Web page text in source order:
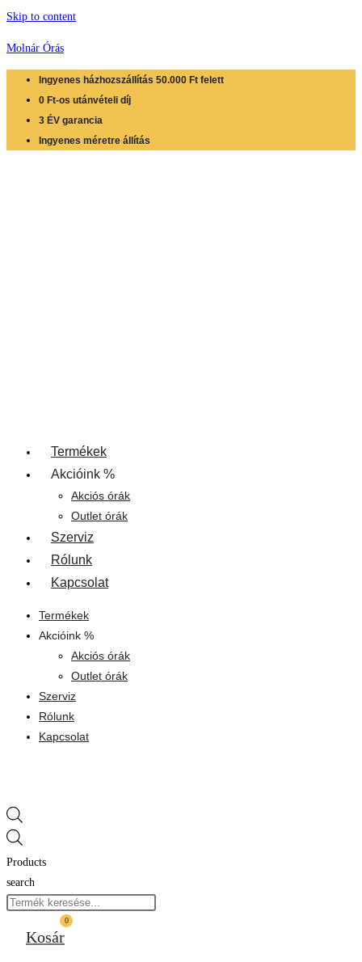
Skip to content
Molnár Órás
Ingyenes házhozszállítás 50.000 Ft felett
0 Ft-os utánvételi díj
3 ÉV garancia
Ingyenes méretre állítás
Termékek
Akcióink %
Akciós órák
Outlet órák
Szerviz
Rólunk
Kapcsolat
Termékek
Akcióink %
Akciós órák
Outlet órák
Szerviz
Rólunk
Kapcsolat
Products
search
0
Kosár